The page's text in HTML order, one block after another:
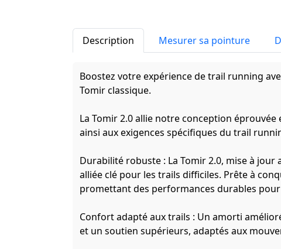
Description Mesurer sa pointure
Boostez votre expérience de trail running
Tomir classique.
La Tomir 2.0 allie notre conception
ainsi aux exigences spécifiques du trail
Durabilité robuste : La Tomir 2.0, mise à
alliée clé pour les trails difficiles. Prête à
promettant des performances durables
Confort adapté aux trails : Un amorti
et un soutien supérieurs, adaptés aux